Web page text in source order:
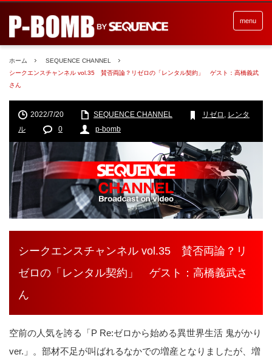
menu
ホーム
SEQUENCE CHANNEL
シークエンスチャンネル vol.35 賛否両論？リゼロの「レンタル契約」 ゲスト：高橋義武
さん
2022/7/20 SEQUENCE CHANNEL リゼロ , レンタ
ル
0 p-bomb
シークエンスチャンネル vol.35 賛否両論？リ
ゼロの「レンタル契約」 ゲスト：高橋義武さ
ん
空前の人気を誇る「P Re:ゼロから始める異世界生活 鬼がかり
ver.」。部材不足が叫ばれるなかでの増産となりましたが、増